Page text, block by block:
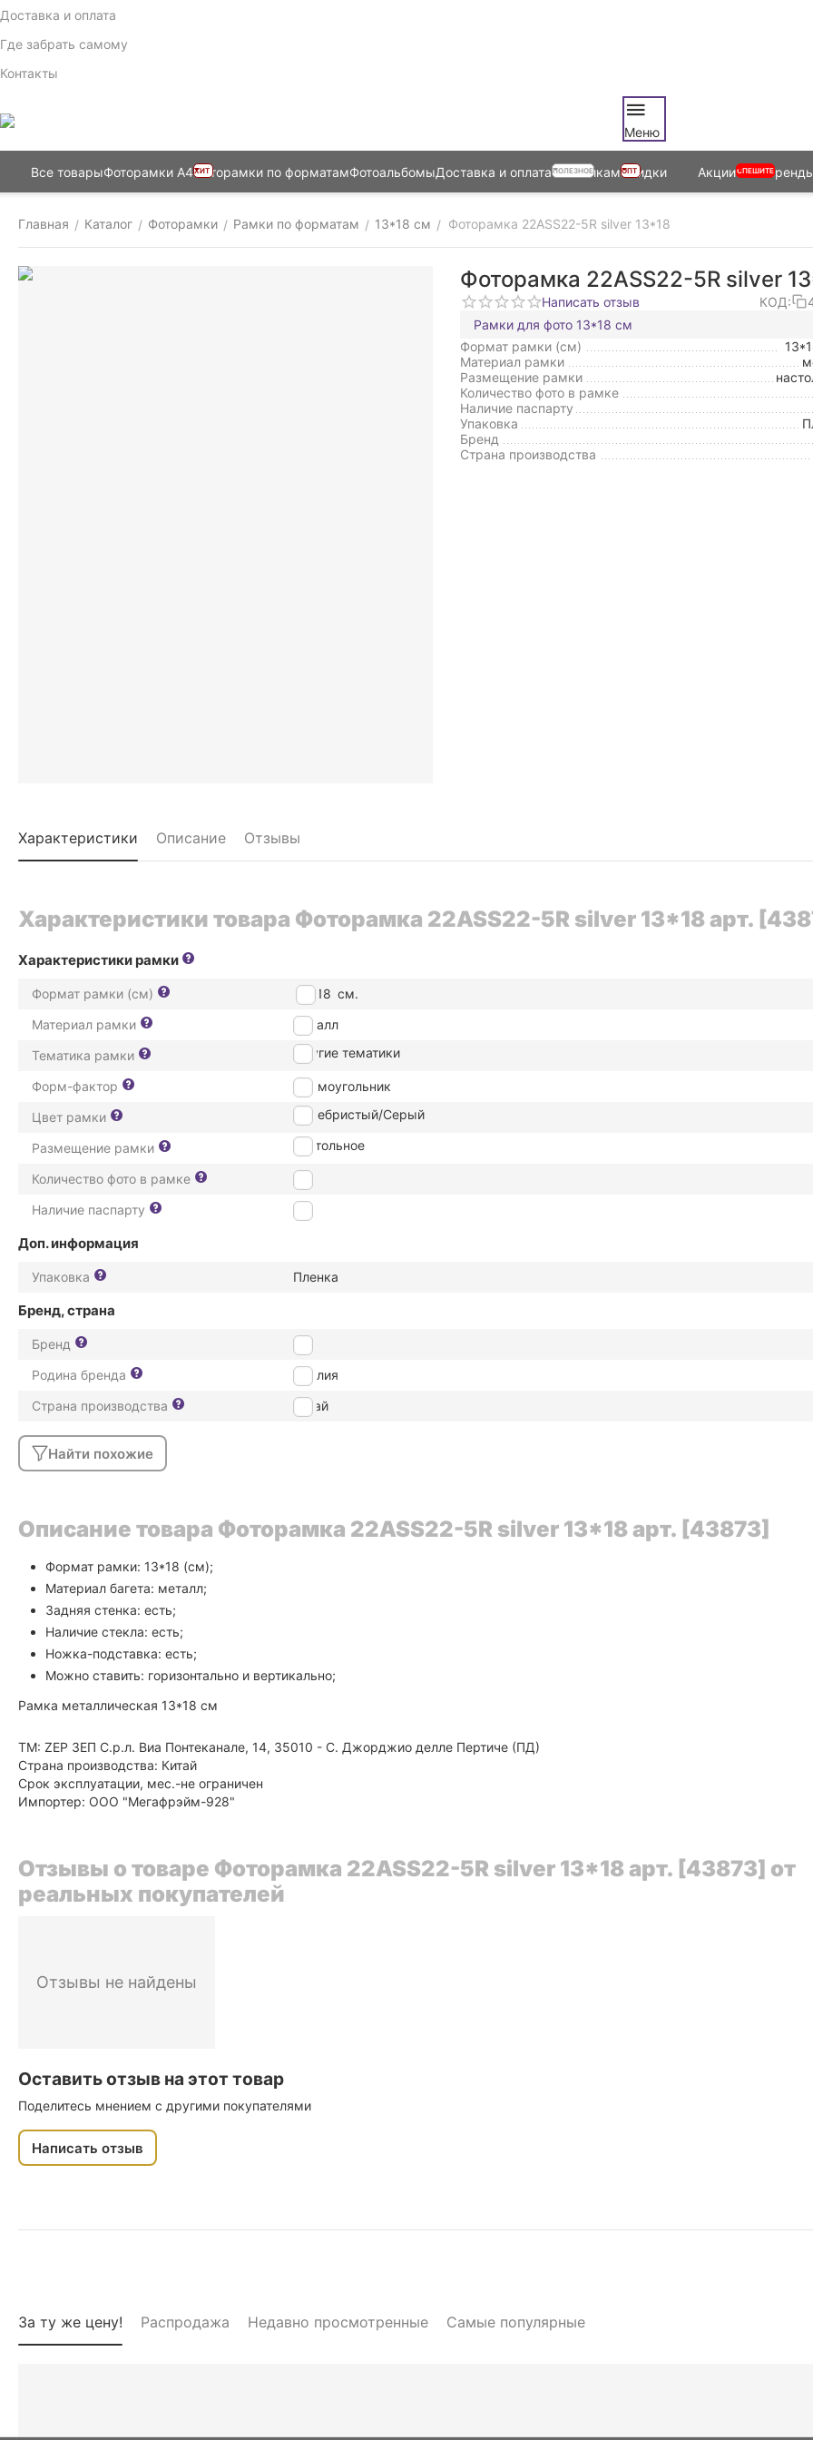
Доставка и оплата
Где забрать самому
Контакты
Меню
Все товарыФоторамки А4ХИТ
Фоторамки по форматамФотоальбомыДоставка и оплата ПОЛЕЗНОЕ
Оптовикам ОПТ
Скидки АкцииСПЕШИТЕ
Главная / Каталог / Фоторамки / Рамки по форматам / 13*18 см / Фоторамка 22ASS22-5R silver 13*18
Фоторамка 22ASS22-5R silver
Написать отзыв КОД:
Рамки для фото 13*18 см
Формат рамки (см)
Материал рамки
Размещение рамки
Количество фото в рамке
Наличие паспарту
Упаковка
Бренд
Страна производства
Характеристики Описание Отзывы
Характеристики товара Фоторамка 22ASS22-5R silver 13*18 арт.
Характеристики рамки
Формат рамки (см) 13*18 см.
Материал рамки
металл
Тематика рамки
Другие тематики
Форм-фактор
Прямоугольник
Цвет рамки
Серебристый/Серый
Размещение рамки настольное
Количество фото в рамке
1
Наличие паспарту
Нет
Доп. информация
Упаковка Пленка
Бренд, страна
Бренд
ZEP
Родина бренда
Италия
Страна производства
Китай
Найти похожие
Описание товара Фоторамка 22ASS22-5R silver 13*18 арт. [43873]
Формат рамки: 13*18 (см);
Материал багета: металл;
Задняя стенка: есть;
Наличие стекла: есть;
Ножка-подставка: есть;
Можно ставить: горизонтально и вертикально;
Рамка металлическая 13*18 см
ТМ: ZEP ЗЕП С.р.л. Виа Понтеканале, 14, 35010 - С. Джорджио делле Пертиче (ПД)
Страна производства: Китай
Срок эксплуатации, мес.-не ограничен
Импортер: ООО "Мегафрэйм-928"
Отзывы о товаре Фоторамка 22ASS22-5R silver 13*18 арт. [43873] от
реальных покупателей
Отзывы не найдены
Оставить отзыв на этот товар
Поделитесь мнением с другими покупателями
Написать отзыв
За ту же цену! Распродажа Недавно просмотренные Самые популярные